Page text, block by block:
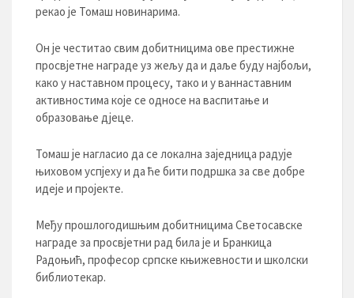
рекао је Томаш новинарима.
Он је честитао свим добитницима ове престижне
просвјетне награде уз жељу да и даље буду најбољи,
како у наставном процесу, тако и у ваннаставним
активностима које се односе на васпитање и
образовање дјеце.
Томаш је нагласио да се локална заједница радује
њиховом успјеху и да ће бити подршка за све добре
идеје и пројекте.
Међу прошлогодишњим добитницима Светосавске
награде за просвјетни рад била је и Бранкица
Радоњић, професор српске књижевности и школски
библиотекар.